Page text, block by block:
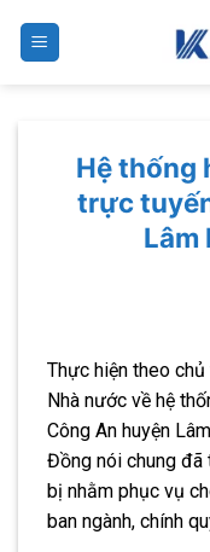
Hệ thống
trực
Lâm
Thực hiện theo
Nhà nước về hệ
Công An huyện
Đồng nói chung đã
bị nhằm phục vụ
ban ngành, chính